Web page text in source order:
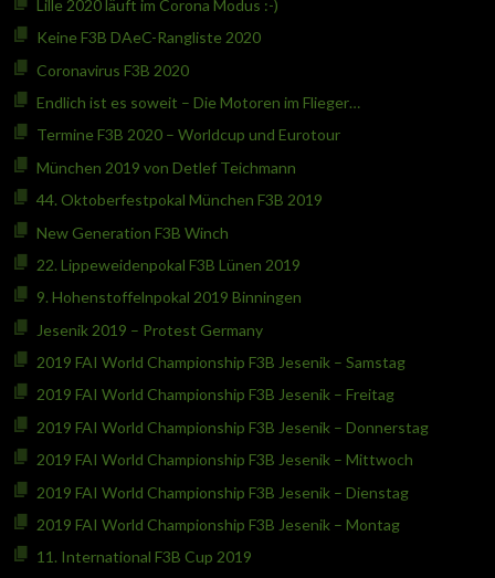
Lille 2020 läuft im Corona Modus :-)
Keine F3B DAeC-Rangliste 2020
Coronavirus F3B 2020
Endlich ist es soweit – Die Motoren im Flieger…
Termine F3B 2020 – Worldcup und Eurotour
München 2019 von Detlef Teichmann
44. Oktoberfestpokal München F3B 2019
New Generation F3B Winch
22. Lippeweidenpokal F3B Lünen 2019
9. Hohenstoffelnpokal 2019 Binningen
Jesenik 2019 – Protest Germany
2019 FAI World Championship F3B Jesenik – Samstag
2019 FAI World Championship F3B Jesenik – Freitag
2019 FAI World Championship F3B Jesenik – Donnerstag
2019 FAI World Championship F3B Jesenik – Mittwoch
2019 FAI World Championship F3B Jesenik – Dienstag
2019 FAI World Championship F3B Jesenik – Montag
11. International F3B Cup 2019